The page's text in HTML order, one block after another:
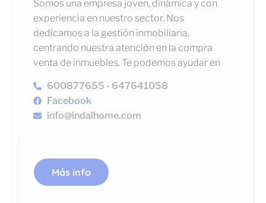
Somos una empresa joven, dinámica y con
experiencia en nuestro sector. Nos
dedicamos a la gestión inmobiliaria,
centrando nuestra atención en la compra
venta de inmuebles. Te podemos ayudar en
600877655 - 647641058
Facebook
info@indalhome.com
Más info